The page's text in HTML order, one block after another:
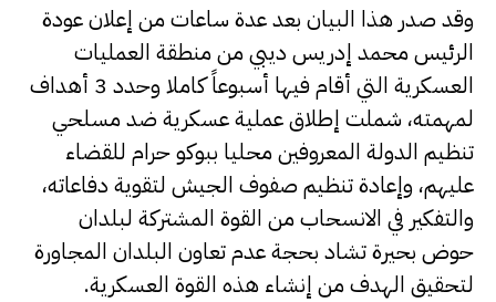
وقد صدر هذا البيان بعد عدة ساعات من إعلان عودة
الرئيس محمد إدريس ديبي من منطقة العمليات
العسكرية التي أقام فيها أسبوعاً كاملا وحدد 3 أهداف
لمهمته، شملت إطلاق عملية عسكرية ضد مسلحي
تنظيم الدولة المعروفين محليا ببوكو حرام للقضاء
عليهم، وإعادة تنظيم صفوف الجيش لتقوية دفاعاته،
والتفكير في الانسحاب من القوة المشتركة لبلدان
حوض بحيرة تشاد بحجة عدم تعاون البلدان المجاورة
لتحقيق الهدف من إنشاء هذه القوة العسكرية.